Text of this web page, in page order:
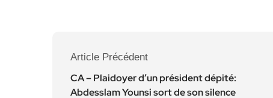
Article Précédent
CA – Plaidoyer d’un président dépité:
Abdesslam Younsi sort de son silence